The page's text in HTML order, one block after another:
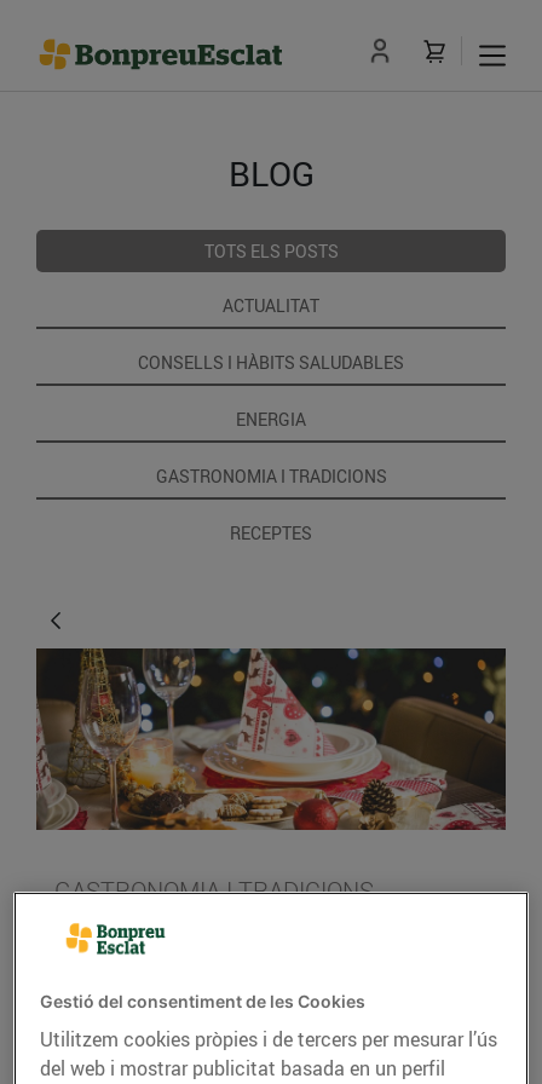
BLOG
TOTS ELS POSTS
ACTUALITAT
CONSELLS I HÀBITS SALUDABLES
ENERGIA
GASTRONOMIA I TRADICIONS
RECEPTES
GASTRONOMIA I TRADICIONS
Idees per decorar la
taula al Nadal
21/de desembre/2018
Gestió del consentiment de les Cookies
Utilitzem cookies pròpies i de tercers per mesurar l’ús
del web i mostrar publicitat basada en un perfil